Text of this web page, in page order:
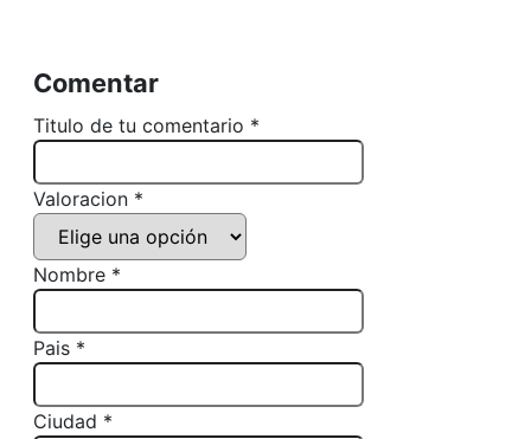
Comentar
Titulo de tu comentario *
Valoracion *
Nombre *
Pais *
Ciudad *